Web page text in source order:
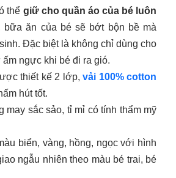
thể giữ cho quần áo của bé luôn
bữa ăn của bé sẽ bớt bộn bề mà
Đặc biệt là không chỉ dùng cho
ngực khi bé đi ra gió.
thiết kế 2 lớp,vải 100% cotton
hút tốt.
sảo, tỉ mỉ có tính thẩm mỹ
biển, vàng, hồng, ngọc với hình
ngẫu nhiên theo màu bé trai, bé